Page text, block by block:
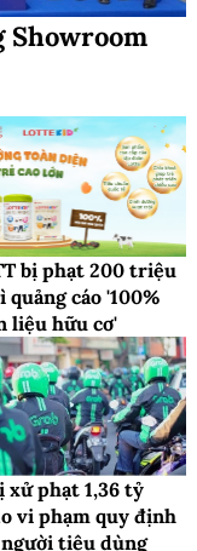
Showroom
bị phạt 200 triệu
quảng cáo '100%
liệu hữu cơ'
xử phạt 1,36 tỷ
vi phạm quy định
người tiêu dùng